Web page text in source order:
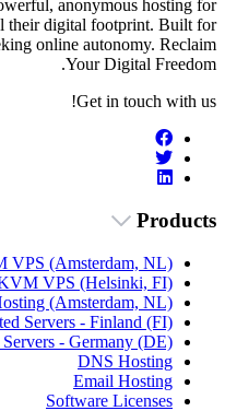
anonymous hosting for
their digital footprint. Built for
online autonomy. Reclaim
Your Digital Freedom.
Get in touch with us!
Products
VPS (Amsterdam, NL)
VPS (Helsinki, FI)
(Amsterdam, NL)
Servers - Finland (FI)
- Germany (DE)
DNS Hosting
Email Hosting
Software Licenses